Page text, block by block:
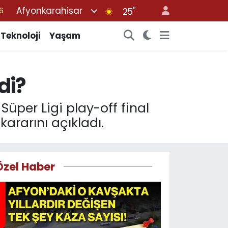
Afyonkarahisar 25°
Teknoloji Yaşam
Ligi play-off final
açıkladı.
Haber